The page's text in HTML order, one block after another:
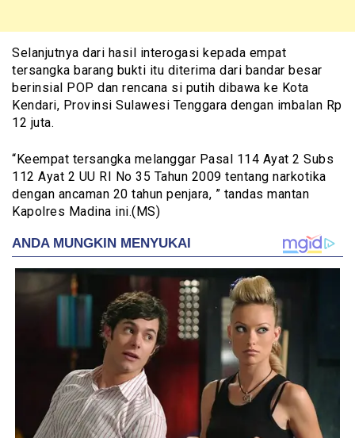
Selanjutnya dari hasil interogasi kepada empat
tersangka barang bukti itu diterima dari bandar besar
berinsial POP dan rencana si putih dibawa ke Kota
Kendari, Provinsi Sulawesi Tenggara dengan imbalan Rp
12 juta.
“Keempat tersangka melanggar Pasal 114 Ayat 2 Subs
112 Ayat 2 UU RI No 35 Tahun 2009 tentang narkotika
dengan ancaman 20 tahun penjara, ” tandas mantan
Kapolres Madina ini.(MS)